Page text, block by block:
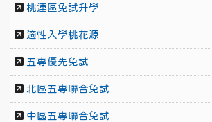
桃連區免試升學
適性入學桃花源
五專優先免試
北區五專聯合免試
中區五專聯合免試